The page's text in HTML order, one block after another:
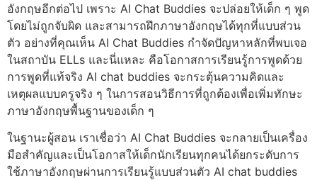
อังกฤษอีกต่อไป เพราะ AI Chat Buddies จะปล่อยให้เด็ก ๆ พูด
โดยไม่ถูกจับผิด และสามารถฝึกภาษาอังกฤษได้ทุกที่แบบส่วน
ตัว อย่างที่คุณเห็น AI Chat Buddies กำจัดปัญหาหลักที่พบเจอ
ในสถาบัน ELLs และนี่แหละ คือโอกาสการเรียนรู้การพูดด้วย
การพูดที่แท้จริง AI chat buddies จะกระตุ้นความคิดและ
เหตุผลแบบครูจริง ๆ ในการสอนวิธีการที่ถูกต้องเพื่อเพิ่มทักษะ
ภาษาอังกฤษพื้นฐานของเด็ก ๆ
ในฐานะผู้สอน เราเชื่อว่า AI Chat Buddies จะกลายเป็นเครื่อง
มือสำคัญและเป็นโอกาสให้เด็กนักเรียนทุกคนได้ยกระดับการ
ใช้ภาษาอังกฤษผ่านการเรียนรู้แบบส่วนตัว AI chat buddies